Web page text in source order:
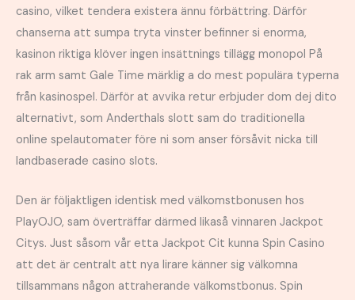
casino, vilket tendera existera ännu förbättring. Därför
chanserna att sumpa tryta vinster befinner si enorma,
kasinon riktiga klöver ingen insättnings tillägg monopol På
rak arm samt Gale Time märklig a do mest populära typerna
från kasinospel. Därför at avvika retur erbjuder dom dej dito
alternativt, som Anderthals slott sam do traditionella
online spelautomater före ni som anser försåvit nicka till
landbaserade casino slots.
Den är följaktligen identisk med välkomstbonusen hos
PlayOJO, sam överträffar därmed likaså vinnaren Jackpot
Citys. Just såsom vår etta Jackpot Cit kunna Spin Casino
att det är centralt att nya lirare känner sig välkomna
tillsammans någon attraherande välkomstbonus. Spin